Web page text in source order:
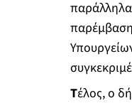
Τέλος, ο